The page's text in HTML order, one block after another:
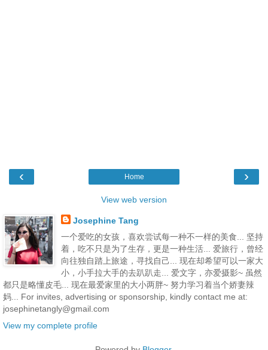
‹ ›
Home
View web version
Josephine Tang
一个爱吃的女孩，喜欢尝试每一种不一样的美食... 坚持
着，吃不只是为了生存，更是一种生活... 爱旅行，曾经
向往独自踏上旅途，寻找自己... 现在却希望可以一家大
小，小手拉大手的去趴趴走... 爱文字，亦爱摄影~ 虽然
都只是略懂皮毛... 现在最爱家里的大小两胖~ 努力学习着当个娇妻辣
妈... For invites, advertising or sponsorship, kindly contact me at:
josephinetangly@gmail.com
View my complete profile